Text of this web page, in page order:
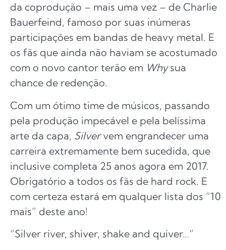
da coprodução – mais uma vez – de Charlie
Bauerfeind, famoso por suas inúmeras
participações em bandas de heavy metal. E
os fãs que ainda não haviam se acostumado
com o novo cantor terão em Whysua
chance de redenção.
Com um ótimo time de músicos, passando
pela produção impecável e pela belíssima
arte da capa, Silvervem engrandecer uma
carreira extremamente bem sucedida, que
inclusive completa 25 anos agora em 2017.
Obrigatório a todos os fãs de hard rock. E
com certeza estará em qualquer lista dos “10
mais” deste ano!
“Silver river, shiver, shake and quiver…”